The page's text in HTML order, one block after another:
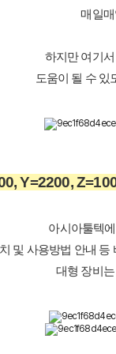
매일
하지만 여기
도움이 될 수 있
Y=2200,
아시아툴텍
및 사용방법 안내 등
대형 장비